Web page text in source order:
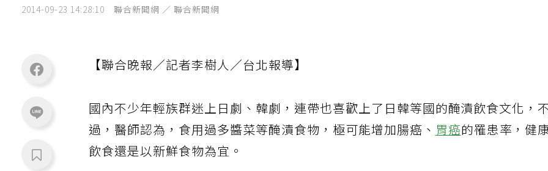
2014-09-23 14:28:10 聯合新聞網 ／ 聯合新聞網
【聯合晚報／記者李樹人／台北報導】
國內不少年輕族群迷上日劇、韓劇，連帶也喜歡上了日韓等國的醃漬飲食文化，
過，醫師認為，食用過多醬菜等醃漬食物，極可能增加腸癌、胃癌的罹患率，健
飲食還是以新鮮食物為宜。